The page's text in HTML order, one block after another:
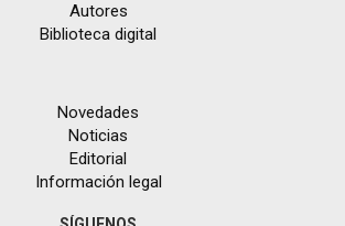
Autores
Biblioteca digital
Novedades
Noticias
Editorial
Información legal